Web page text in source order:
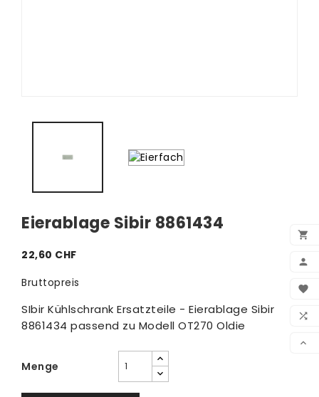





Eierablage Sibir 8861434
22,60 CHF
Bruttopreis
SIbir Kühlschrank Ersatzteile - Eierablage Sibir
8861434 passend zu Modell OT270 Oldie
Menge